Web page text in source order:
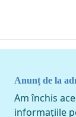
Anunț de la
Am închis
informațiile